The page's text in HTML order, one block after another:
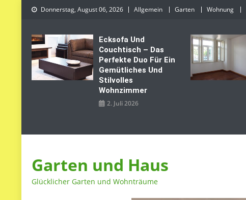
Skip
Donnerstag, August 06, 2026 Allgemein Garten Wohnung
Ecksofa Und
Couchtisch – Das
Perfekte Duo Für Ein
Gemütliches Und
Stilvolles
Wohnzimmer
2. Juli 2026
Garten und Haus
Glücklicher Garten und Wohnträume